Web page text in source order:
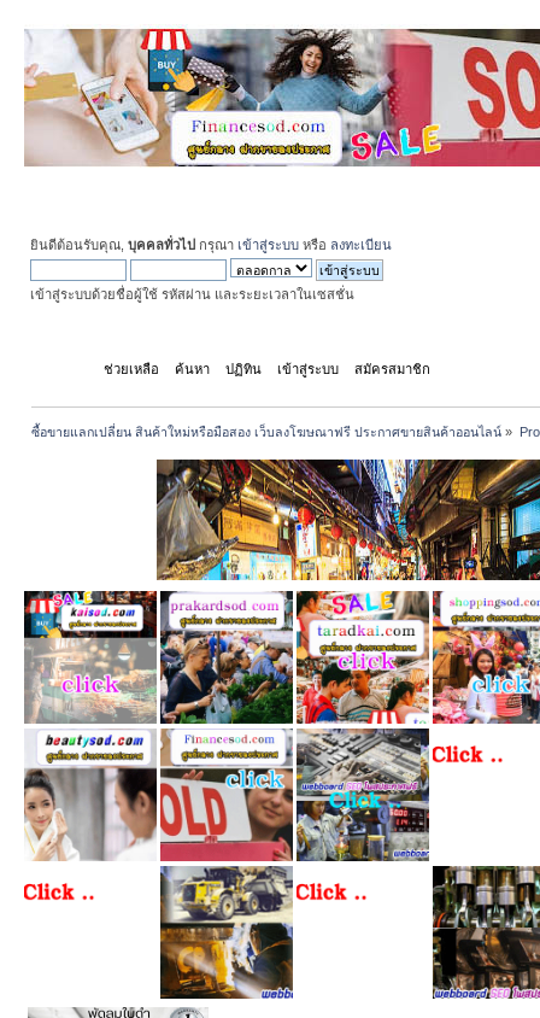
ยินดีต้อนรับคุณ, บุคคลทั่วไป กรุณา เข้าสู่ระบบ หรือ ลงทะเบียน
เข้าสู่ระบบด้วยชื่อผู้ใช้ รหัสผ่าน และระยะเวลาในเซสชั่น
ช่วยเหลือ ค้นหา ปฏิทิน เข้าสู่ระบบ สมัครสมาชิก
ซื้อขายแลกเปลี่ยน สินค้าใหม่หรือมือสอง เว็บลงโฆษณาฟรี ประกาศขายสินค้าออนไลน์ »